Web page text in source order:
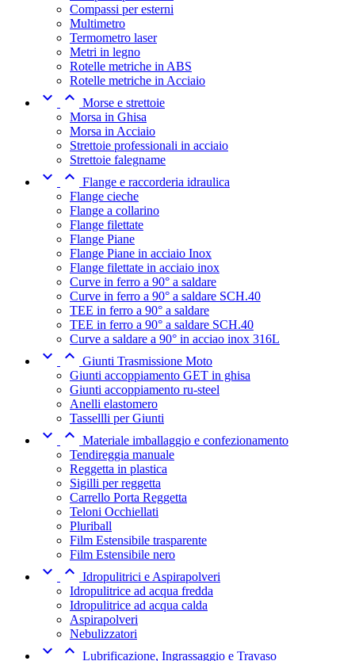
Compassi per esterni
Multimetro
Termometro laser
Metri in legno
Rotelle metriche in ABS
Rotelle metriche in Acciaio
  Morse e strettoie
Morsa in Ghisa
Morsa in Acciaio
Strettoie professionali in acciaio
Strettoie falegname
  Flange e raccorderia idraulica
Flange cieche
Flange a collarino
Flange filettate
Flange Piane
Flange Piane in acciaio Inox
Flange filettate in acciaio inox
Curve in ferro a 90° a saldare
Curve in ferro a 90° a saldare SCH.40
TEE in ferro a 90° a saldare
TEE in ferro a 90° a saldare SCH.40
Curve a saldare a 90° in acciao inox 316L
  Giunti Trasmissione Moto
Giunti accoppiamento GET in ghisa
Giunti accoppiamento ru-steel
Anelli elastomero
Tassellli per Giunti
  Materiale imballaggio e confezionamento
Tendireggia manuale
Reggetta in plastica
Sigilli per reggetta
Carrello Porta Reggetta
Teloni Occhiellati
Pluriball
Film Estensibile trasparente
Film Estensibile nero
  Idropulitrici e Aspirapolveri
Idropulitrice ad acqua fredda
Idropulitrice ad acqua calda
Aspirapolveri
Nebulizzatori
  Lubrificazione, Ingrassaggio e Travaso